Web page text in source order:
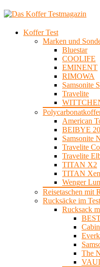
Koffer Test
Marken und
Bluestar
COOLIFE
EMINENT
RIMOWA
Samsonite
Travelite
American
BEIBYE
Samsonite
Travelite
Travelite
TITAN X2
TITAN
Wenger
Reisetaschen mit
Rucksäcke im Test
Rucksack
The